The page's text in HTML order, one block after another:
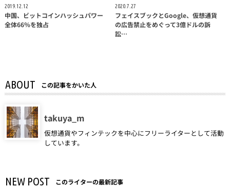
2019.12.12
中国、ビットコインハッシュパワー
全体66％を独占
2020.7.27
フェイスブックとGoogle、仮想通貨
の広告禁止をめぐって3億ドルの訴
訟…
ABOUT この記事をかいた人
takuya_m
仮想通貨やフィンテックを中心にフリーライターとして活動
しています。
NEW POST このライターの最新記事